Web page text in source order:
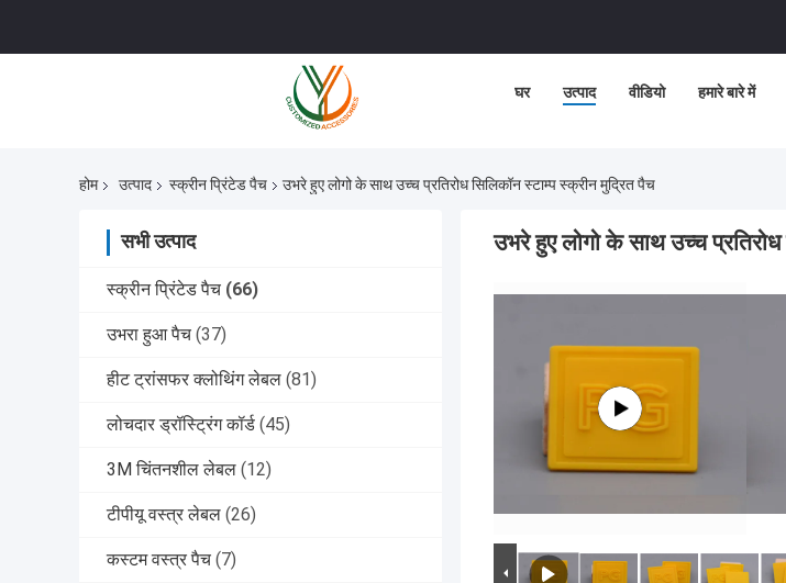
घर उत्पाद वीडियो हमारे बारे में
होम उत्पाद स्क्रीन प्रिंटेड पैच उभरे हुए लोगो के साथ उच्च प्रतिरोध सिलिकॉन स्टाम्प स्क्रीन मुद्रित पैच
सभी उत्पाद
स्क्रीन प्रिंटेड पैच (66)
उभरा हुआ पैच (37)
हीट ट्रांसफर क्लोथिंग लेबल (81)
लोचदार ड्रॉस्ट्रिंग कॉर्ड (45)
3M चिंतनशील लेबल (12)
टीपीयू वस्त्र लेबल (26)
कस्टम वस्त्र पैच (7)
उभरे हुए लोगो के साथ उच्च